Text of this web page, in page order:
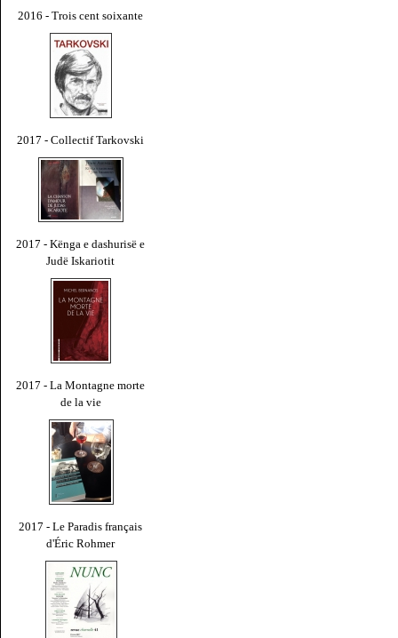
2016 - Trois cent soixante
2017 - Collectif Tarkovski
2017 - Kënga e dashurisë e
Judë Iskariotit
2017 - La Montagne morte
de la vie
2017 - Le Paradis français
d'Éric Rohmer